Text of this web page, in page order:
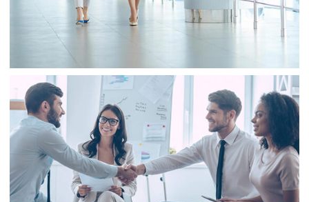
Business
Finance
Business
Consulting